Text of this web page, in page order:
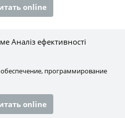
online
Аналіз ефективності
программирование
online